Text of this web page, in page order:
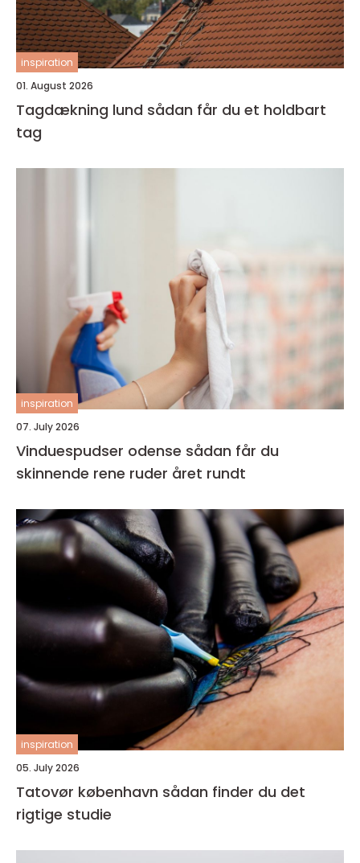
inspiration
01. August 2026
Tagdækning lund sådan får du et holdbart
tag
inspiration
07. July 2026
Vinduespudser odense sådan får du
skinnende rene ruder året rundt
inspiration
05. July 2026
Tatovør københavn sådan finder du det
rigtige studie